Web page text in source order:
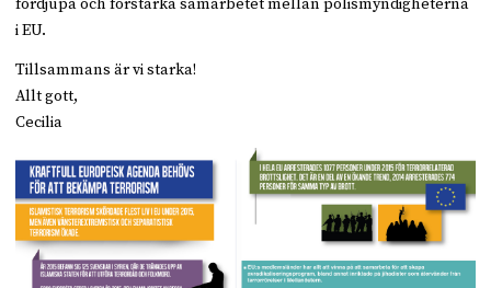
fördjupa och förstärka samarbetet mellan polismyndigheterna
i EU.
Tillsammans är vi starka!
Allt gott,
Cecilia